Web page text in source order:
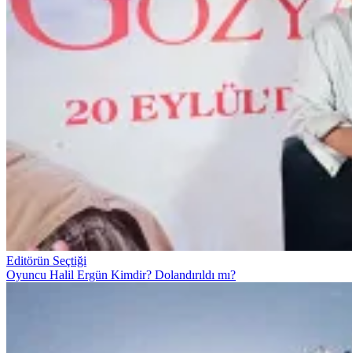
Editörün Seçtiği
Oyuncu Halil Ergün Kimdir? Dolandırıldı mı?